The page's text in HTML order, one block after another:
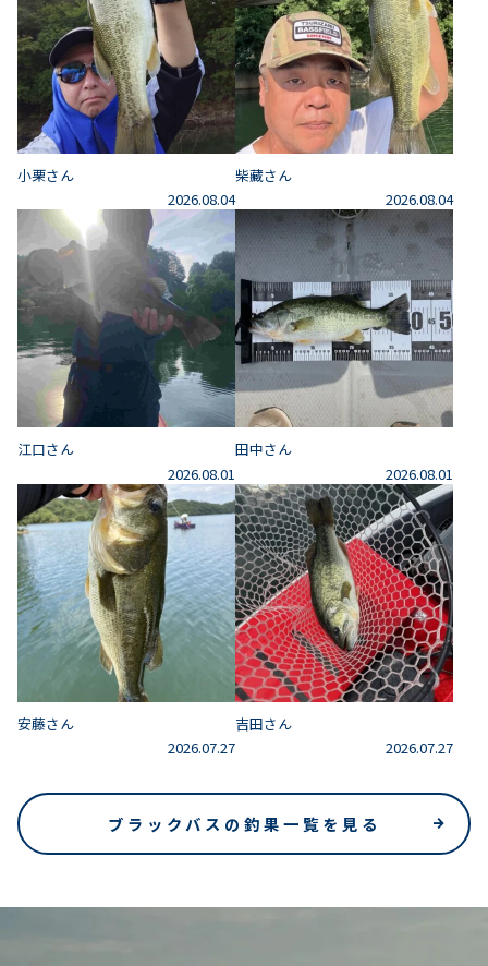
小栗さん
2026.08.04
柴藏さん
2026.08.04
江口さん
2026.08.01
田中さん
2026.08.01
安藤さん
2026.07.27
吉田さん
2026.07.27
ブラックバスの釣果一覧を見る